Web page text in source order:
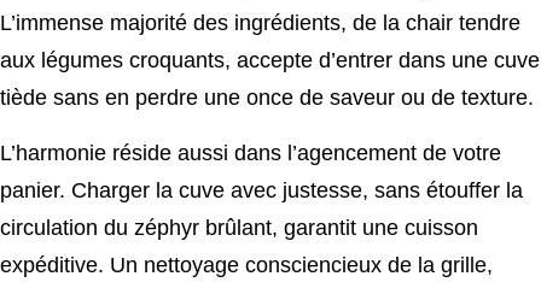
L’immense majorité des ingrédients, de la chair tendre
aux légumes croquants, accepte d’entrer dans une cuve
tiède sans en perdre une once de saveur ou de texture.
L’harmonie réside aussi dans l’agencement de votre
panier. Charger la cuve avec justesse, sans étouffer la
circulation du zéphyr brûlant, garantit une cuisson
expéditive. Un nettoyage consciencieux de la grille,